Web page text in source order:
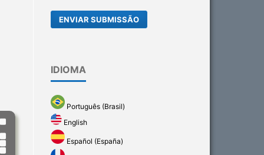
ENVIAR SUBMISSÃO
IDIOMA
Português (Brasil)
English
Español (España)